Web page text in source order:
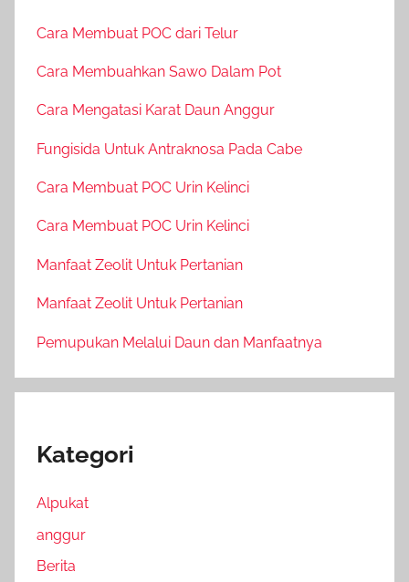
Cara Membuat POC dari Telur
Cara Membuahkan Sawo Dalam Pot
Cara Mengatasi Karat Daun Anggur
Fungisida Untuk Antraknosa Pada Cabe
Cara Membuat POC Urin Kelinci
Cara Membuat POC Urin Kelinci
Manfaat Zeolit Untuk Pertanian
Manfaat Zeolit Untuk Pertanian
Pemupukan Melalui Daun dan Manfaatnya
Kategori
Alpukat
anggur
Berita